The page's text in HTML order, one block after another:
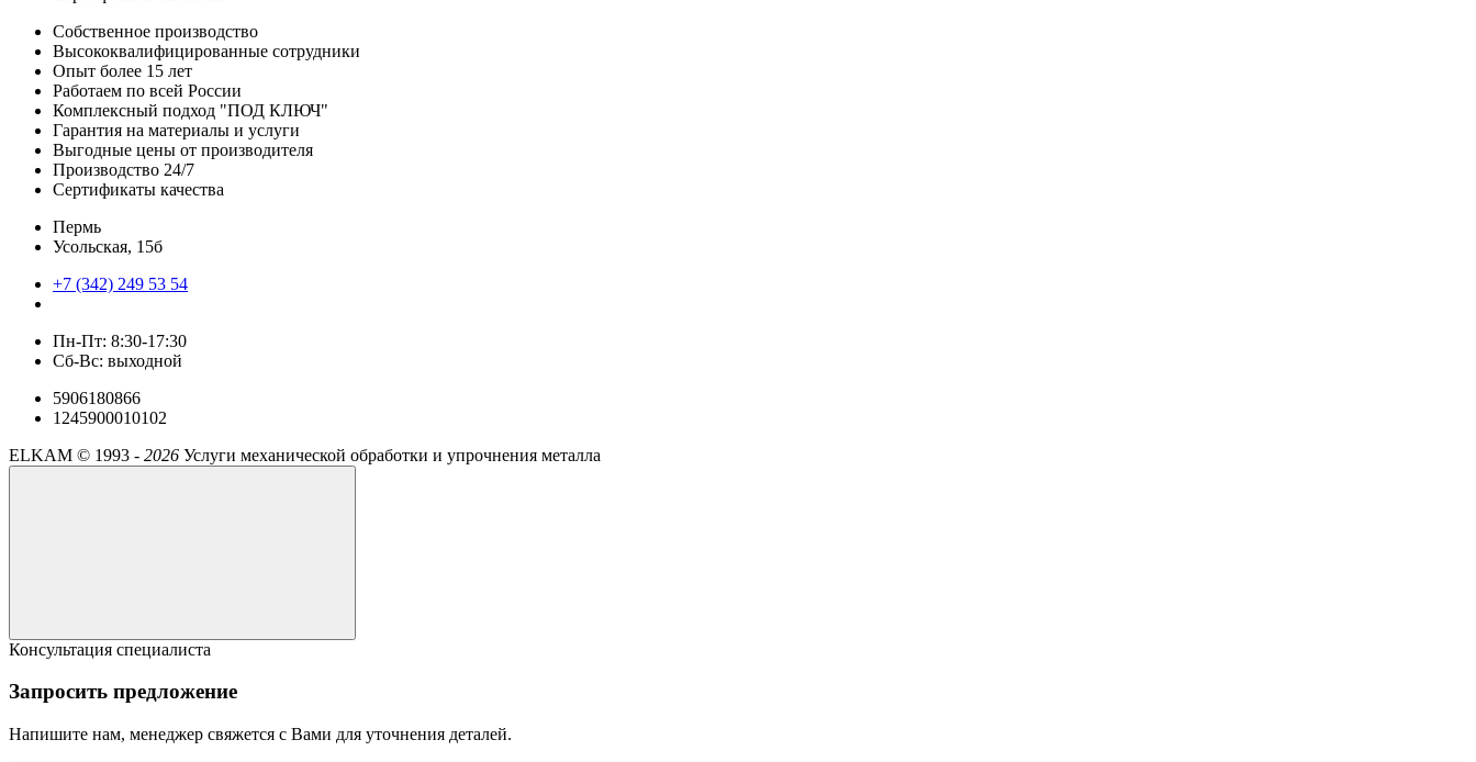
Собственное производство
Высококвалифицированные сотрудники
Опыт более 15 лет
Работаем по всей России
Комплексный подход "ПОД КЛЮЧ"
Гарантия на материалы и услуги
Выгодные цены от производителя
Производство 24/7
Сертификаты качества
Пермь
Усольская, 15б
+7 (342) 249 53 54
Пн-Пт: 8:30-17:30
Сб-Вс: выходной
5906180866
1245900010102
ELKAM © 1993 - 2026 Услуги механической обработки и упрочнения металла
Консультация специалиста
Запросить предложение
Напишите нам, менеджер свяжется с Вами для уточнения деталей.